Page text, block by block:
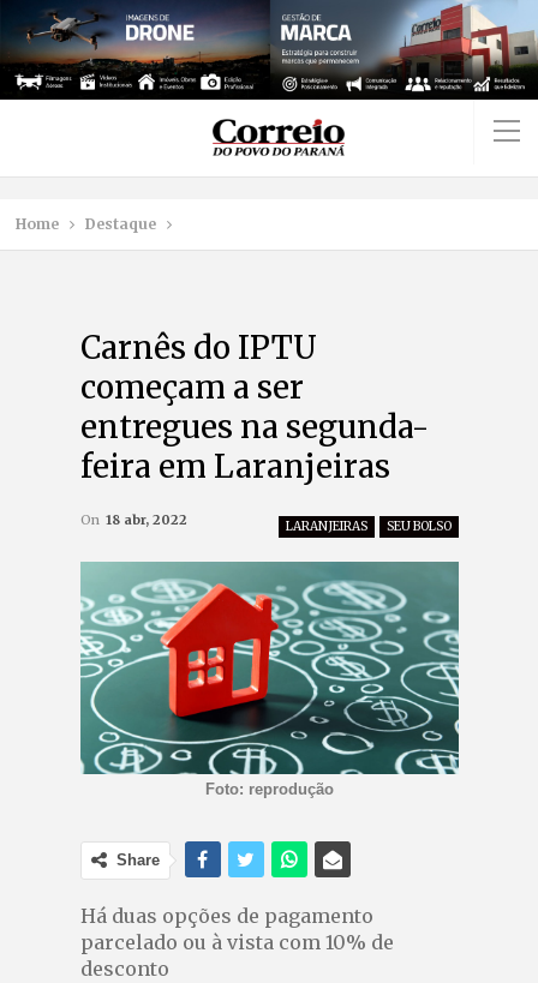
Home Destaque
Carnês do IPTU
começam a ser
entregues na segunda-
feira em Laranjeiras
LARANJEIRAS SEU BOLSO
On 18 abr, 2022
Foto: reprodução
Share
Há duas opções de pagamento
parcelado ou à vista com 10% de
desconto